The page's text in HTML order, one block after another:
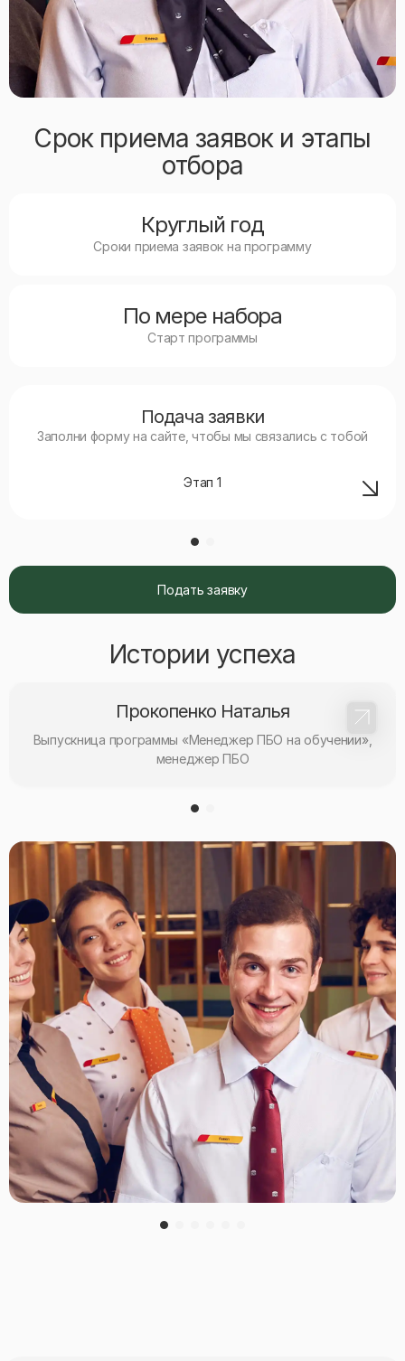
Срок приема заявок и этапы
отбора
Круглый год
Сроки приема заявок на программу
По мере набора
Старт программы
Подача заявки
Заполни форму на сайте, чтобы мы связались с тобой
Этап 1
Подать заявку
Истории успеха
Прокопенко Наталья
Выпускница программы «Менеджер ПБО на обучении»,
менеджер ПБО